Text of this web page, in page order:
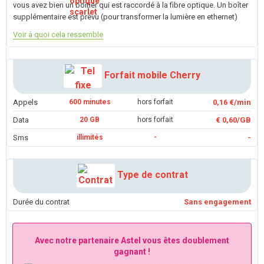
vous avez bien un boîtier qui est raccordé à la fibre optique. Un boîter
supplémentaire est prévu (pour transformer la lumière en ethernet)
Voir à quoi cela ressemble
Forfait mobile Cherry
Appels 600 minutes hors forfait
0,16 €/min
Data
20 GB hors forfait
€ 0,60/GB
Sms
illimités - -
Type de contrat
Durée du contrat Sans engagement
Avec notre partenaire Astel vous êtes doublement
gagnant !